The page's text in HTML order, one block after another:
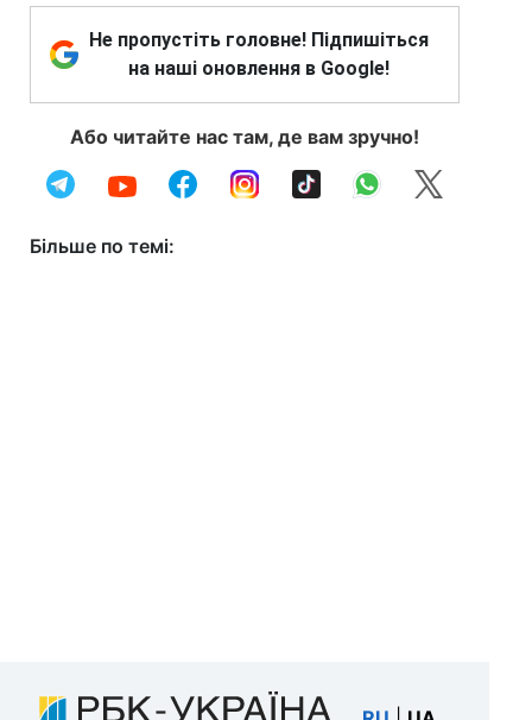
Не пропустіть головне! Підпишіться
на наші оновлення в Google!
Або читайте нас там, де вам зручно!
Більше по темі: